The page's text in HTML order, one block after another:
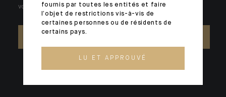
votre écoute.fournis par toutes les entités et faire
l’objet de restrictions vis-à-vis de
certaines personnes ou de résidents de
certains pays.
LU ET APPROUVÉ